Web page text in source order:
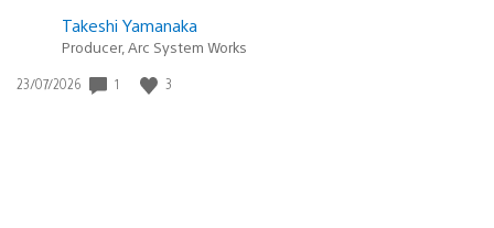
Takeshi Yamanaka
Producer, Arc System Works
Data
23/07/2026 1 3